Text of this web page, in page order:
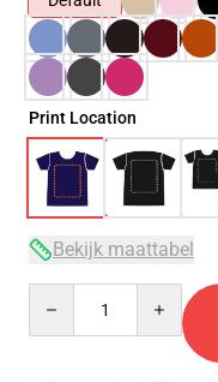
Print Location
Bekijk maattabel